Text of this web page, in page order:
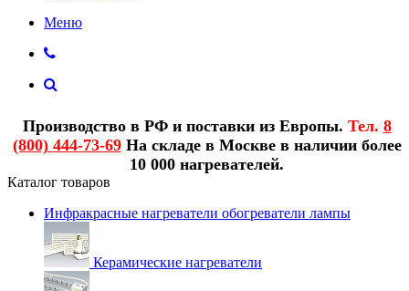
Меню
Производство в РФ и поставки из Европы. Тел. 8
(800) 444-73-69На складе в Москве в наличии более
10 000 нагревателей.
Каталог товаров
Инфракрасные нагреватели обогреватели лампы
Керамические нагреватели